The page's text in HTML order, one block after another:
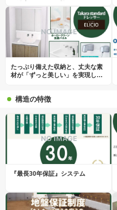
たっぷり備えた収納と、丈夫な素
材が「ずっと美しい」を実現しま
構造の特徴
『最長30年保証』システム